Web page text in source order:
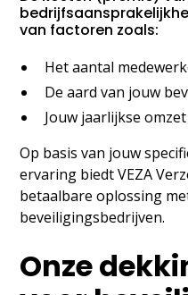
van factoren zoals:
Het aantal
De aard van jouw
Jouw jaarlijkse omzet
Op basis van jouw
ervaring biedt VEZA
betaalbare oplossing
beveiligingsbedrijven.
Onze